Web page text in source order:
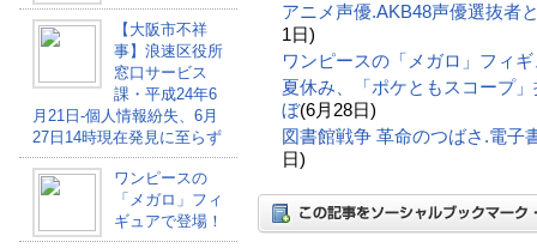
【大阪市不祥
事】浪速区役所
窓口サービス
課・平成24年6
月21日-個人情報紛失、6月
27日14時現在発見に至らず
ワンピースの
「メガロ」フィ
ギュアで登場！
アニメ声優.AKB48声優選抜者
1日)
ワンピースの「メガロ」フィ
夏休み、「ポケともスコープ
ぼ(6月28日)
図書館戦争 革命のつばさ.電子
日)